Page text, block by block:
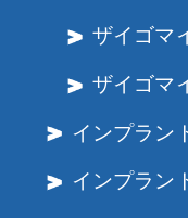
ザイゴマ
ザイゴマ
インプラン
インプラン